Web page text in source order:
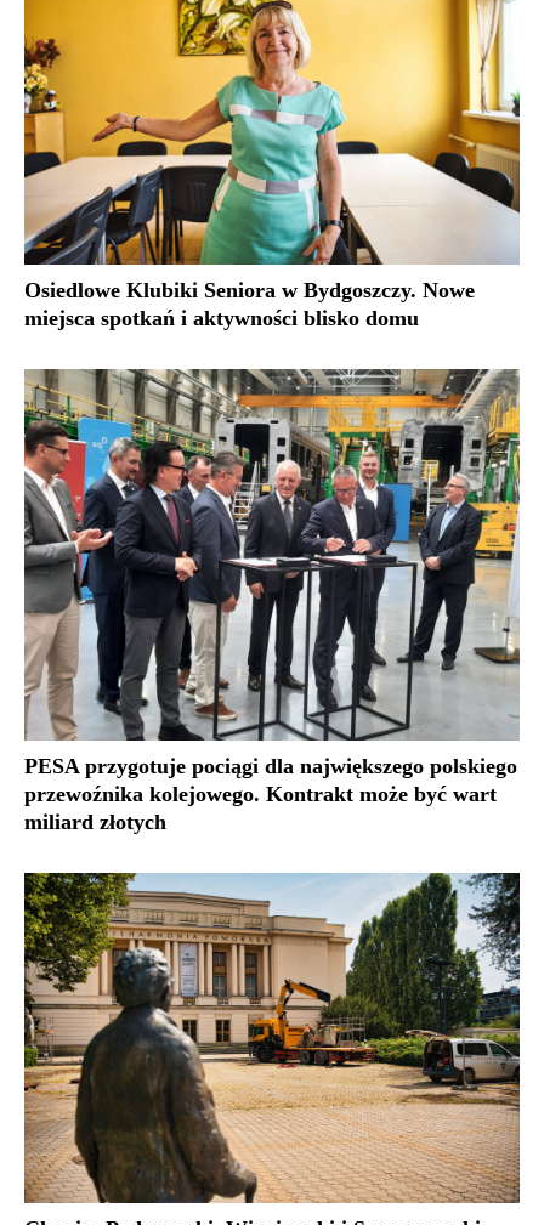
Osiedlowe Klubiki Seniora w Bydgoszczy. Nowe
miejsca spotkań i aktywności blisko domu
PESA przygotuje pociągi dla największego polskiego
przewoźnika kolejowego. Kontrakt może być wart
miliard złotych